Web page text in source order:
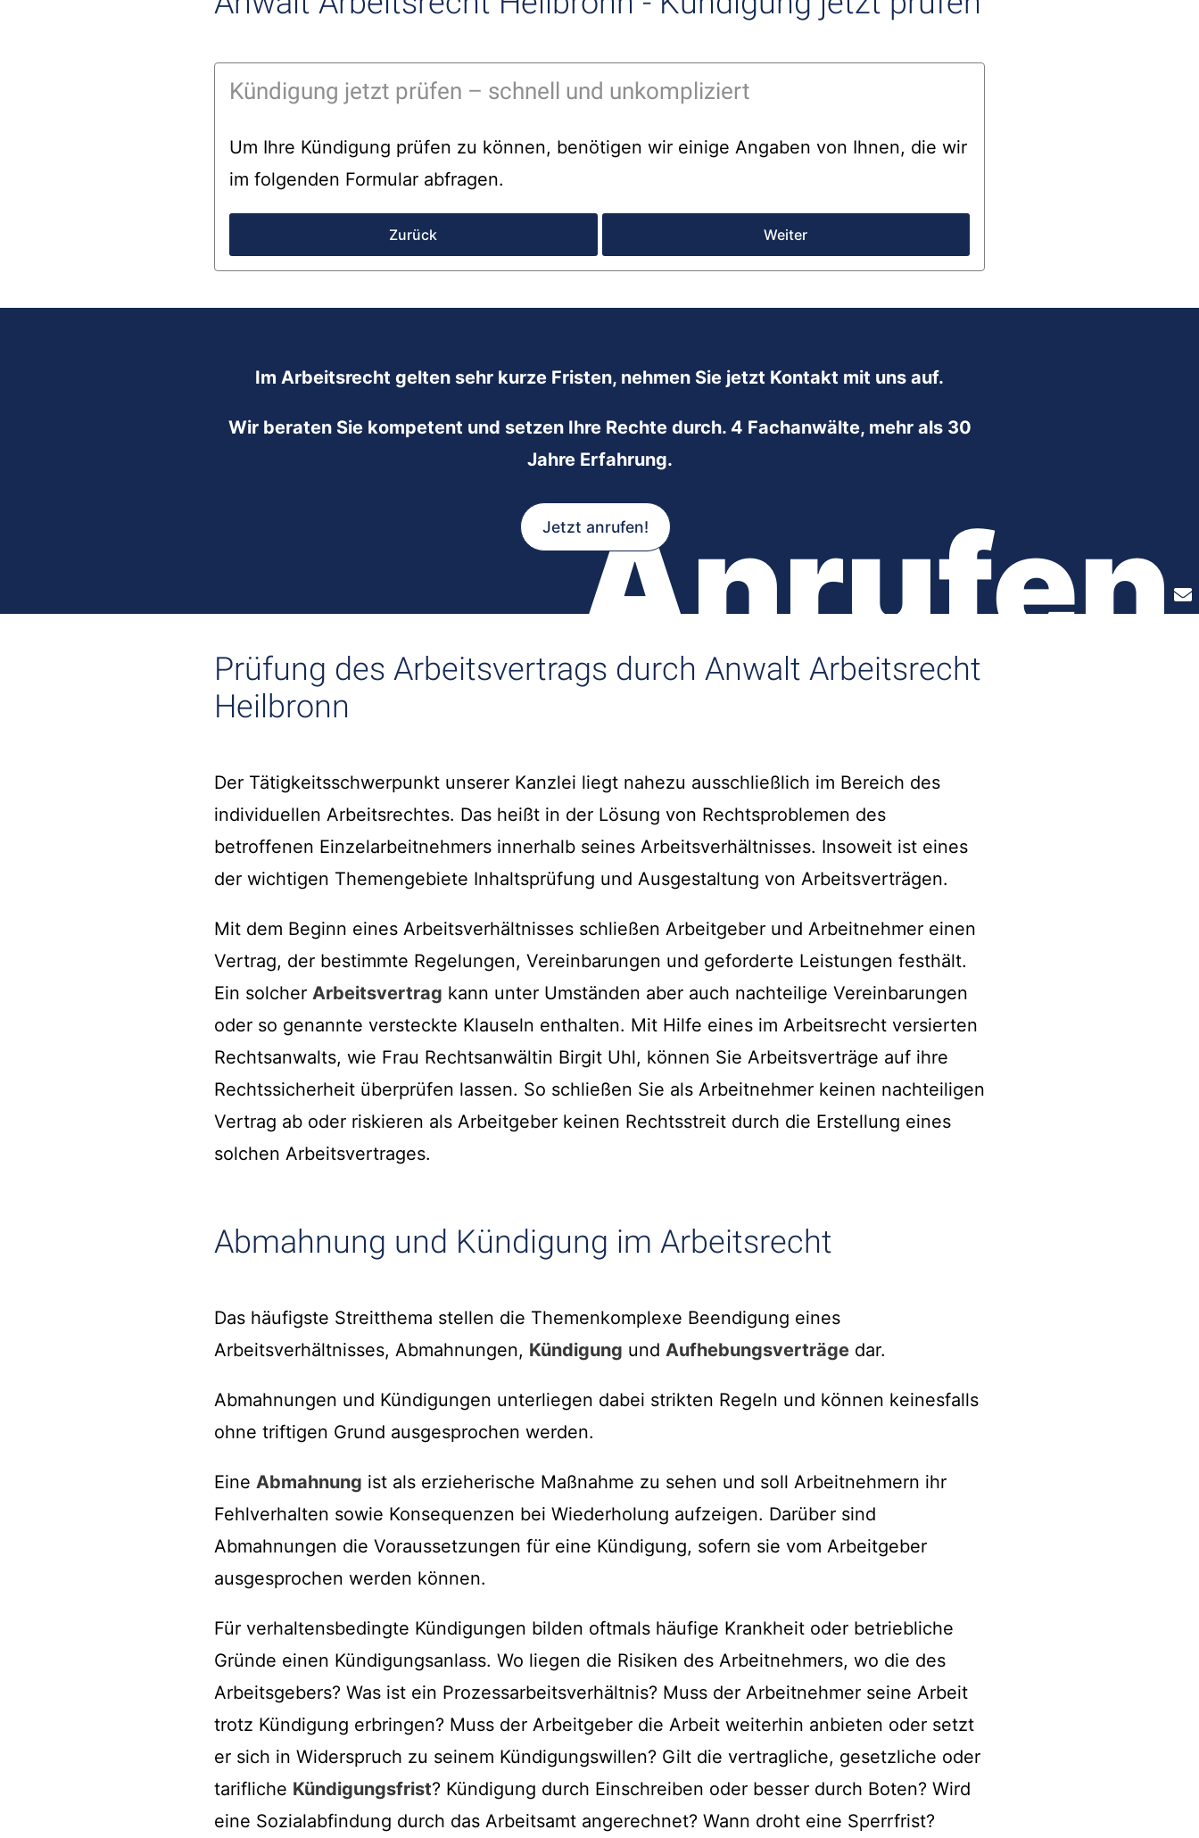
Kündigung jetzt prüfen – schnell und unkompliziert
Um Ihre Kündigung prüfen zu können, benötigen wir einige Angaben von Ihnen, die wir
im folgenden Formular abfragen.
Zurück Weiter
Im Arbeitsrecht gelten sehr kurze Fristen, nehmen Sie jetzt Kontakt mit uns auf.
Wir beraten Sie kompetent und setzen Ihre Rechte durch. 4 Fachanwälte, mehr als 30
Jahre Erfahrung.
Jetzt anrufen!
Anrufen
Prüfung des Arbeitsvertrags durch Anwalt Arbeitsrecht
Heilbronn
Der Tätigkeitsschwerpunkt unserer Kanzlei liegt nahezu ausschließlich im Bereich des
individuellen Arbeitsrechtes. Das heißt in der Lösung von Rechtsproblemen des
betroffenen Einzelarbeitnehmers innerhalb seines Arbeitsverhältnisses. Insoweit ist eines
der wichtigen Themengebiete Inhaltsprüfung und Ausgestaltung von Arbeitsverträgen.
Mit dem Beginn eines Arbeitsverhältnisses schließen Arbeitgeber und Arbeitnehmer einen
Vertrag, der bestimmte Regelungen, Vereinbarungen und geforderte Leistungen festhält.
Ein solcher Arbeitsvertrag kann unter Umständen aber auch nachteilige Vereinbarungen
oder so genannte versteckte Klauseln enthalten. Mit Hilfe eines im Arbeitsrecht versierten
Rechtsanwalts, wie Frau Rechtsanwältin Birgit Uhl, können Sie Arbeitsverträge auf ihre
Rechtssicherheit überprüfen lassen. So schließen Sie als Arbeitnehmer keinen nachteiligen
Vertrag ab oder riskieren als Arbeitgeber keinen Rechtsstreit durch die Erstellung eines
solchen Arbeitsvertrages.
Abmahnung und Kündigung im Arbeitsrecht
Das häufigste Streitthema stellen die Themenkomplexe Beendigung eines
Arbeitsverhältnisses, Abmahnungen, Kündigung und Aufhebungsverträge dar.
Abmahnungen und Kündigungen unterliegen dabei strikten Regeln und können keinesfalls
ohne triftigen Grund ausgesprochen werden.
Eine Abmahnung ist als erzieherische Maßnahme zu sehen und soll Arbeitnehmern ihr
Fehlverhalten sowie Konsequenzen bei Wiederholung aufzeigen. Darüber sind
Abmahnungen die Voraussetzungen für eine Kündigung, sofern sie vom Arbeitgeber
ausgesprochen werden können.
Für verhaltensbedingte Kündigungen bilden oftmals häufige Krankheit oder betriebliche
Gründe einen Kündigungsanlass. Wo liegen die Risiken des Arbeitnehmers, wo die des
Arbeitsgebers? Was ist ein Prozessarbeitsverhältnis? Muss der Arbeitnehmer seine Arbeit
trotz Kündigung erbringen? Muss der Arbeitgeber die Arbeit weiterhin anbieten oder setzt
er sich in Widerspruch zu seinem Kündigungswillen? Gilt die vertragliche, gesetzliche oder
tarifliche Kündigungsfrist? Kündigung durch Einschreiben oder besser durch Boten? Wird
eine Sozialabfindung durch das Arbeitsamt angerechnet? Wann droht eine Sperrfrist?